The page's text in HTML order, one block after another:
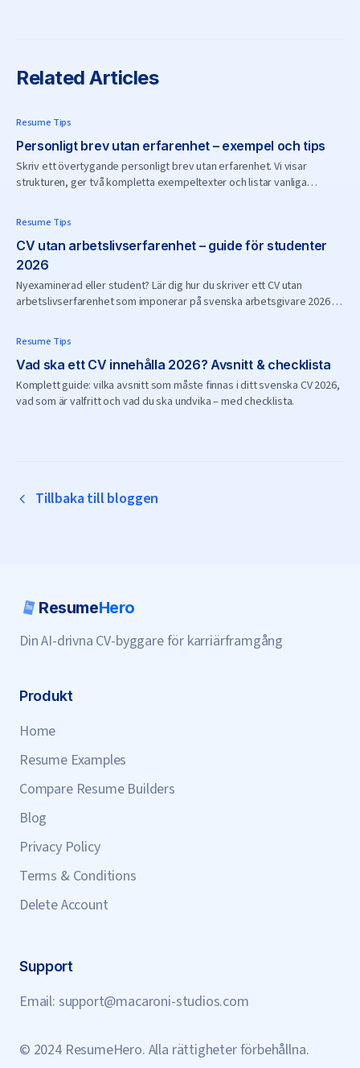
Related Articles
Resume Tips
Personligt brev utan erfarenhet – exempel och tips
Skriv ett övertygande personligt brev utan erfarenhet. Vi visar
strukturen, ger två kompletta exempeltexter och listar vanliga
Resume Tips
CV utan arbetslivserfarenhet – guide för studenter
2026
Nyexaminerad eller student? Lär dig hur du skriver ett CV utan
arbetslivserfarenhet som imponerar på svenska arbetsgivare 2026 –
Resume Tips
Vad ska ett CV innehålla 2026? Avsnitt & checklista
Komplett guide: vilka avsnitt som måste finnas i ditt svenska CV 2026,
vad som är valfritt och vad du ska undvika – med checklista.
Tillbaka till bloggen
ResumeHero
Din AI-drivna CV-byggare för karriärframgång
Produkt
Home
Resume Examples
Compare Resume Builders
Blog
Privacy Policy
Terms & Conditions
Delete Account
Support
Email: support@macaroni-studios.com
© 2024 ResumeHero. Alla rättigheter förbehållna.